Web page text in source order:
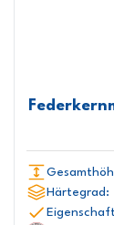
Härtegrad: